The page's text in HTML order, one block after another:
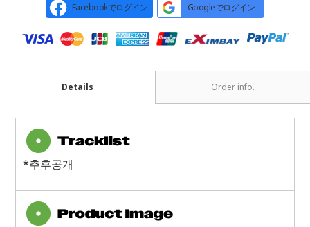
Facebookでログイン Googleでログイン
Details Order info.
*추후공개